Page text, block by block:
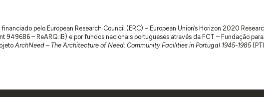
pelo European Research Council (ERC) – European Union’s Horizon 2020
949686 – ReARQ.IB) e por fundos nacionais portugueses através da FCT – Fundação para
ArchNeed – The Architecture of Need: Community Facilities in Portugal 1945-1985